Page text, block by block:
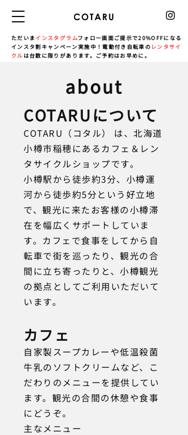
ただいま インスタグラムフォロー画面ご提示で20%OFFになる
インスタ割キャンペーン実施中！電動付き自転車の レンタサイ
クル は台数に限りがあります。ご予約はお早めに。
about
COTARUについて
COTARU（コタル） は、北海道
小樽市稲穂にあるカフェ＆レン
タサイクルショップです。
小樽駅から徒歩約3分、小樽運
河から徒歩約5分という好立地
で、観光に来たお客様の小樽滞
在を幅広くサポートしていま
す。カフェで食事をしてから自
転車で街を巡ったり、観光の合
間に立ち寄ったりと、小樽観光
の拠点としてご利用いただいて
います。
カフェ
自家製スープカレーや低温殺菌
牛乳のソフトクリームなど、こ
だわりのメニューを提供してい
ます。観光の合間の休憩や食事
にどうぞ。
主なメニュー